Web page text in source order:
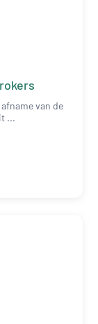
van de
...